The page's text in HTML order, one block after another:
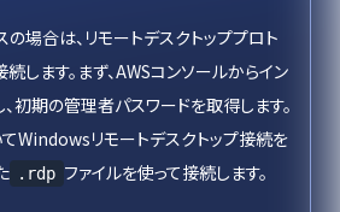
場合は、リモートデスクトッププロト
続します。まず、AWSコンソールからイン
初期の管理者パスワードを取得します。
Windowsリモートデスクトップ接続を
.rdp ファイルを使って接続します。